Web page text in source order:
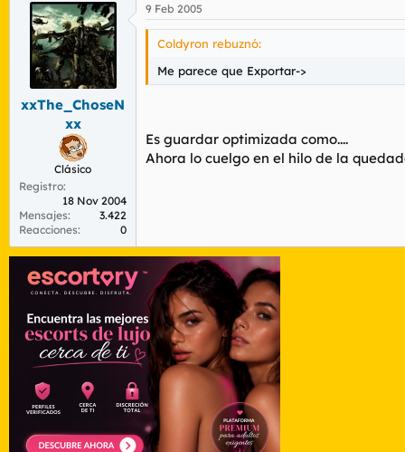
xxThe_ChoseN
xx
Clásico
Registro
18 Nov 2004
Mensajes
3.422
Reacciones
0
9 Feb 2005
Coldyron rebuznó:
Me parece que Exportar->
Es guardar optimizada como....
Ahora lo cuelgo en el hilo de la